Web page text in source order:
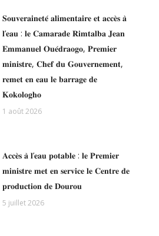
𝐒𝐨𝐮𝐯𝐞𝐫𝐚𝐢𝐧𝐞𝐭𝐞́ 𝐚𝐥𝐢𝐦𝐞𝐧𝐭𝐚𝐢𝐫𝐞 𝐞𝐭 𝐚𝐜𝐜𝐞̀𝐬 𝐚̀
𝐥’𝐞𝐚𝐮 : 𝐥𝐞 𝐂𝐚𝐦𝐚𝐫𝐚𝐝𝐞 𝐑𝐢𝐦𝐭𝐚𝐥𝐛𝐚 𝐉𝐞𝐚𝐧
𝐄𝐦𝐦𝐚𝐧𝐮𝐞𝐥 𝐎𝐮𝐞́𝐝𝐫𝐚𝐨𝐠𝐨, 𝐏𝐫𝐞𝐦𝐢𝐞𝐫
𝐦𝐢𝐧𝐢𝐬𝐭𝐫𝐞, 𝐂𝐡𝐞𝐟 𝐝𝐮 𝐆𝐨𝐮𝐯𝐞𝐫𝐧𝐞𝐦𝐞𝐧𝐭,
𝐫𝐞𝐦𝐞𝐭 𝐞𝐧 𝐞𝐚𝐮 𝐥𝐞 𝐛𝐚𝐫𝐫𝐚𝐠𝐞 𝐝𝐞
𝐊𝐨𝐤𝐨𝐥𝐨𝐠𝐡𝐨
1 août 2026
𝐀𝐜𝐜𝐞̀𝐬 𝐚̀ 𝐥’𝐞𝐚𝐮 𝐩𝐨𝐭𝐚𝐛𝐥𝐞 : 𝐥𝐞 𝐏𝐫𝐞𝐦𝐢𝐞𝐫
𝐦𝐢𝐧𝐢𝐬𝐭𝐫𝐞 𝐦𝐞𝐭 𝐞𝐧 𝐬𝐞𝐫𝐯𝐢𝐜𝐞 𝐥𝐞 𝐂𝐞𝐧𝐭𝐫𝐞 𝐝𝐞
𝐩𝐫𝐨𝐝𝐮𝐜𝐭𝐢𝐨𝐧 𝐝𝐞 𝐃𝐨𝐮𝐫𝐨𝐮
5 juillet 2026